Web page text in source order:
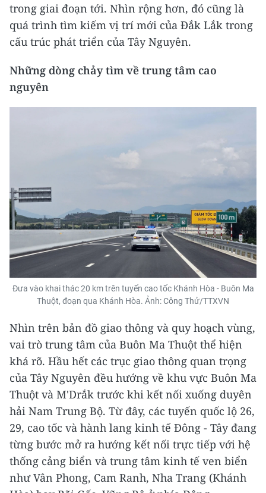
trong giai đoạn tới. Nhìn rộng hơn, đó cũng là
quá trình tìm kiếm vị trí mới của Đắk Lắk trong
cấu trúc phát triển của Tây Nguyên.
Những dòng chảy tìm về trung tâm cao
nguyên
Đưa vào khai thác 20 km trên tuyến cao tốc Khánh Hòa - Buôn Ma
Thuột, đoạn qua Khánh Hòa. Ảnh: Công Thử/TTXVN
Nhìn trên bản đồ giao thông và quy hoạch vùng,
vai trò trung tâm của Buôn Ma Thuột thể hiện
khá rõ. Hầu hết các trục giao thông quan trọng
của Tây Nguyên đều hướng về khu vực Buôn Ma
Thuột và M'Drắk trước khi kết nối xuống duyên
hải Nam Trung Bộ. Từ đây, các tuyến quốc lộ 26,
29, cao tốc và hành lang kinh tế Đông - Tây đang
từng bước mở ra hướng kết nối trực tiếp với hệ
thống cảng biển và trung tâm kinh tế ven biển
như Vân Phong, Cam Ranh, Nha Trang (Khánh